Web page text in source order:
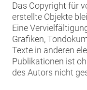
Das Copyright für
erstellte Objekte
Eine
Grafiken,
Texte in anderen
Publikationen ist
des Autors nicht